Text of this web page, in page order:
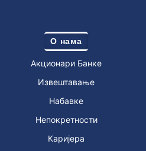
О нама
Акционари Банке
Извештавање
Набавке
Непокретности
Каријера